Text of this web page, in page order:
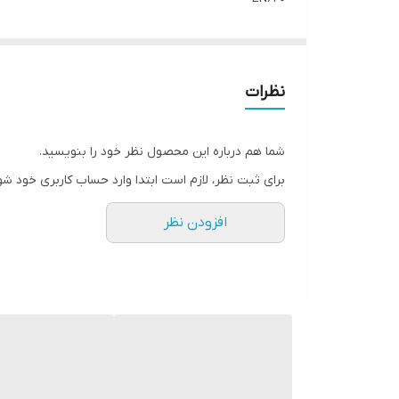
هر سه کد ارجینال و با نام تجاری گرن لاتیسما شناخته
نظرات
شما هم درباره این محصول نظر خود را بنویسید.
برای ثبت نظر، لازم است ابتدا وارد حساب کاربری خود
افزودن نظر